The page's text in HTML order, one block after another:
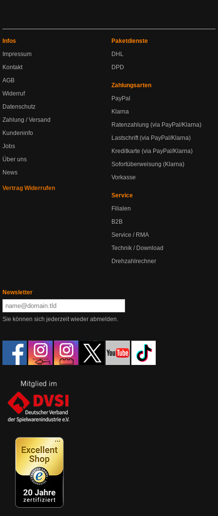
Infos
Impressum
Kontakt
AGB
Widerruf
Datenschutz
Zahlung / Versand
Kundeninfo
Jobs
Über uns
News
Vertrag Widerrufen
Paketdienste
DHL
DPD
Zahlungsarten
PayPal
Klarna
Ratenzahlung (via PayPal/Klarna)
Lastschrift (via PayPal/Klarna)
Kreditkarte (via PayPal/Klarna)
Sofortüberweisung (Klarna)
Vorkasse
Service
Filialen
B2B
Service / RMA
Technik / Download
Drehzahlrechner
Newsletter
Sie können sich jederzeit wieder abmelden.